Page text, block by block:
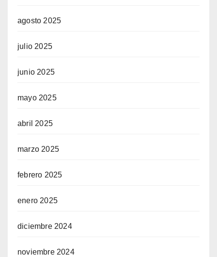
agosto 2025
julio 2025
junio 2025
mayo 2025
abril 2025
marzo 2025
febrero 2025
enero 2025
diciembre 2024
noviembre 2024